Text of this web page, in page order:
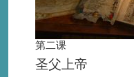
第二课
圣父上帝